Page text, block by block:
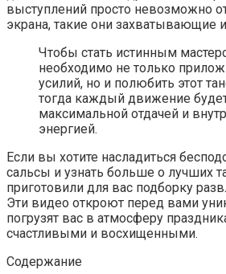
выступлений просто невозможно
экрана, такие они захватывающие
Чтобы стать истинным
необходимо не только
усилий, но и полюбить этот
тогда каждый движение
максимальной отдачей и
энергией.
Если вы хотите насладиться
сальсы и узнать больше о лучших
приготовили для вас подборку
Эти видео откроют перед вами
погрузят вас в атмосферу
счастливыми и восхищенными.
Содержание